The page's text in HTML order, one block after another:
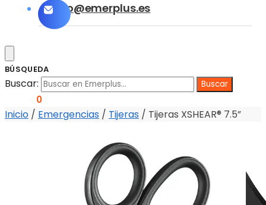
info@emerplus.es
BÚSQUEDA
Buscar:
0
Inicio / Emergencias / Tijeras / Tijeras XSHEAR® 7.5”